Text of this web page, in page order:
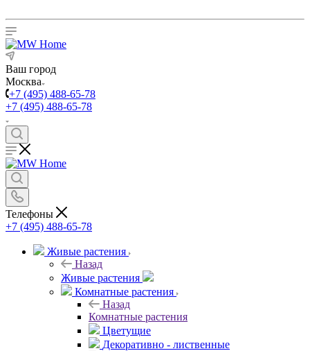
Ваш город
Москва
+7 (495) 488-65-78
+7 (495) 488-65-78
Телефоны
+7 (495) 488-65-78
Живые растения
Назад
Живые растения
Комнатные растения
Назад
Комнатные растения
Цветущие
Декоративно - лиственные